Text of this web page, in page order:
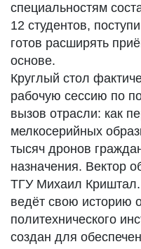
специальностям
12 студентов,
готов расширять
основе.
Круглый стол
рабочую сессию по
вызов отрасли: как
мелкосерийных
тысяч дронов
назначения. Вектор
ТГУ Михаил
ведёт свою историю
политехнического
создан для